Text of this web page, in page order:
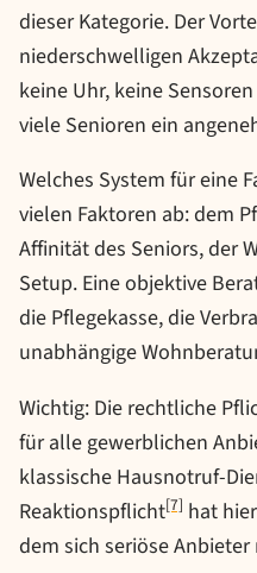
dieser Kategorie. Der
niederschwelligen
keine Uhr, keine
viele Senioren ein
Welches System für eine
vielen Faktoren ab: dem
Affinität des Seniors, der
Setup. Eine objektive
die Pflegekasse, die
unabhängige
Wichtig: Die rechtliche
für alle gewerblichen
klassische Hausnotruf-
Reaktionspflicht[7] hat
dem sich seriöse